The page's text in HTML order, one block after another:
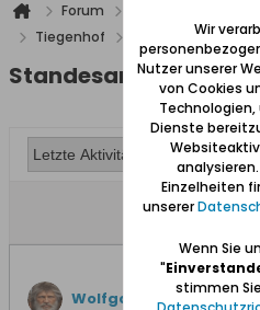
Forum
Werder
Tiegenhof
Standesamt
Standesamt
Wolfgang antwortet
Wir
Nutzer unserer
von Cookies
Technologien,
Dienste
Einzelheiten
unserer
Wenn Sie
"
stimmen